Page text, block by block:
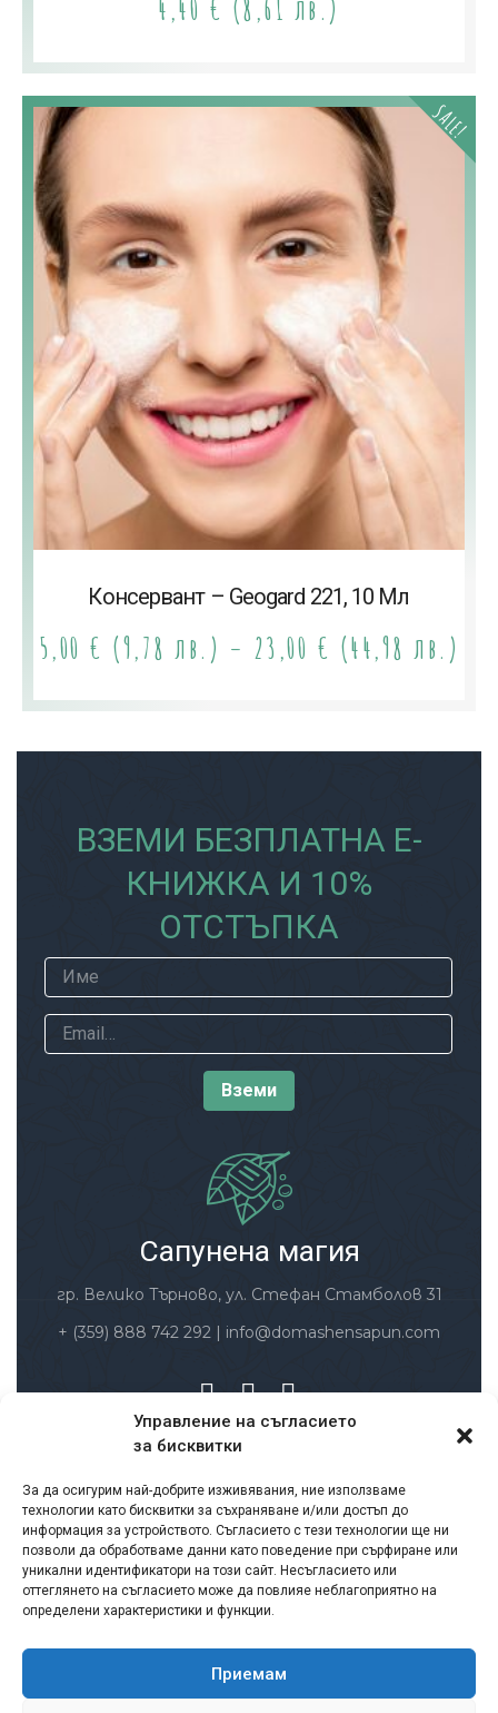
Управление на съгласието
за бисквитки
За да осигурим най-добрите изживявания, ние използваме
технологии като бисквитки за съхраняване и/или достъп до
информация за устройството. Съгласието с тези технологии ще ни
позволи да обработваме данни като поведение при сърфиране или
уникални идентификатори на този сайт. Несъгласието или
оттеглянето на съгласието може да повлияе неблагоприятно на
определени характеристики и функции.
Приемам
4,40 € (8,61 лв.)
SALE!
Консервант – Geogard 221, 10 Мл
5,00 € (9,78 лв.) – 23,00 € (44,98 лв.)
ВЗЕМИ БЕЗПЛАТНА Е-
КНИЖКА И 10%
ОТСТЪПКА
Сапунена магия
гр. Велико Търново, ул. Стефан Стамболов 31
+ (359) 888 742 292 | info@domashensapun.com
Заплащане и доставка
Условия за ползване
Политика за защита на личните данни
Политика за връщане и възстановяване на
суми
Формуляр за връщане на продукт
Сертификати